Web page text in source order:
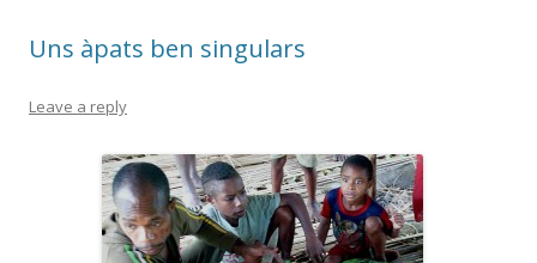
Uns àpats ben singulars
Leave a reply